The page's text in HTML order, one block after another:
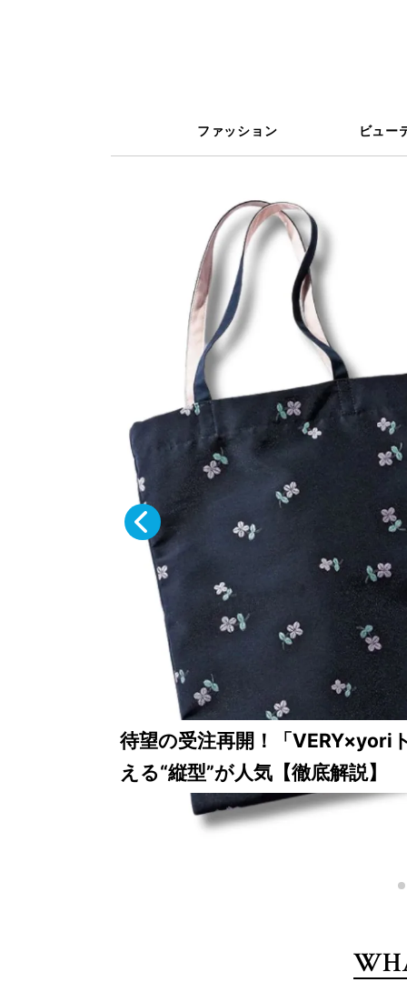
ファッション ビュー
読者が選ぶ！2026年SS VERYベ
ストコスメ大賞